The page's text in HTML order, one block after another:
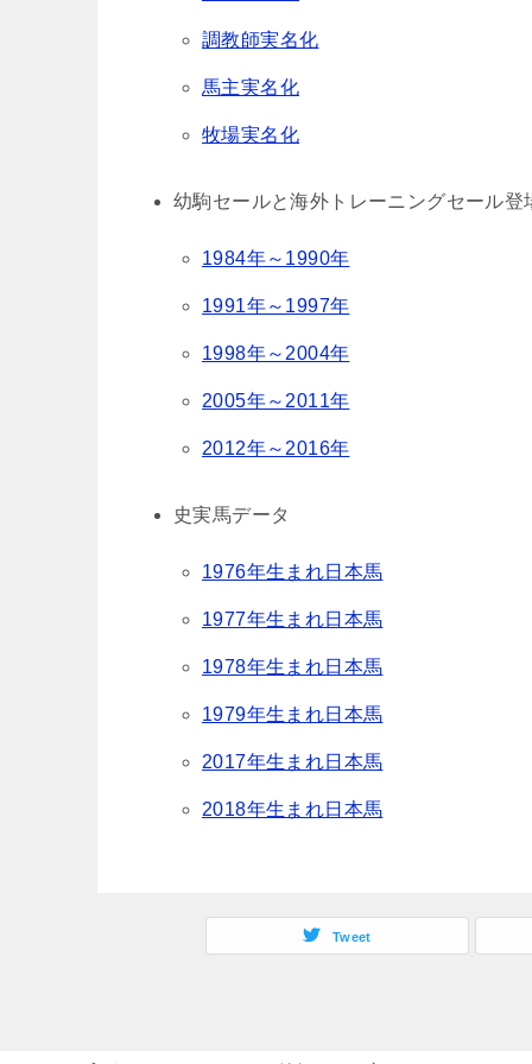
調教師実名化
馬主実名化
牧場実名化
幼駒セールと海外トレーニングセール登
1984年～1990年
1991年～1997年
1998年～2004年
2005年～2011年
2012年～2016年
史実馬データ
1976年生まれ日本馬
1977年生まれ日本馬
1978年生まれ日本馬
1979年生まれ日本馬
2017年生まれ日本馬
2018年生まれ日本馬
Tweet